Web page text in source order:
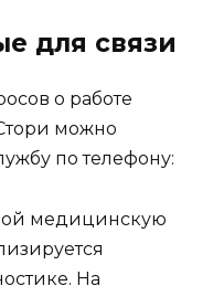
для связи
о работе
можно
по телефону:
медицинскую
На